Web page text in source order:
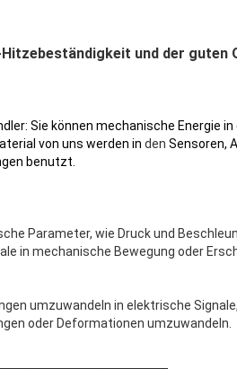
und der guten
Sie können mechanische Energie
von uns werden in den Sensoren,
benutzt.
Parameter, wie Druck und
in mechanische Bewegung oder
umzuwandeln in elektrische
oder Deformationen umzuwandeln.